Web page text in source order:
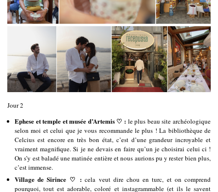
Jour 2
Ephese et temple et musée d’Artemis ♡ : le plus beau site archéologique
selon moi et celui que je vous recommande le plus ! La bibliothèque de
Celcius est encore en très bon état, c’est d’une grandeur incroyable et
vraiment magnifique. Si je ne devais en faire qu’un je choisirai celui ci !
On s’y est baladé une matinée entière et nous aurions pu y rester bien plus,
c’est immense.
Village de Sirince ♡ : cela veut dire chou en turc, et on comprend
pourquoi, tout est adorable, coloré et instagrammable (et ils le savent